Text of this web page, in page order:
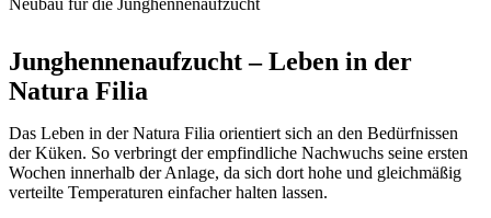
Neubau für die Junghennenaufzucht
Junghennenaufzucht – Leben in der
Natura Filia
Das Leben in der Natura Filia orientiert sich an den Bedürfnissen
der Küken. So verbringt der empfindliche Nachwuchs seine ersten
Wochen innerhalb der Anlage, da sich dort hohe und gleichmäßig
verteilte Temperaturen einfacher halten lassen.